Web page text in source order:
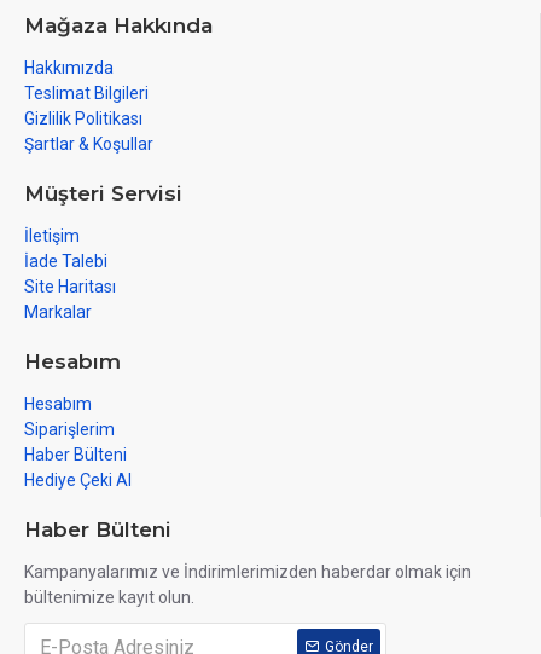
Mağaza Hakkında
Hakkımızda
Teslimat Bilgileri
Gizlilik Politikası
Şartlar & Koşullar
Müşteri Servisi
İletişim
İade Talebi
Site Haritası
Markalar
Hesabım
Hesabım
Siparişlerim
Haber Bülteni
Hediye Çeki Al
Haber Bülteni
Kampanyalarımız ve İndirimlerimizden haberdar olmak için
bültenimize kayıt olun.
Gönder